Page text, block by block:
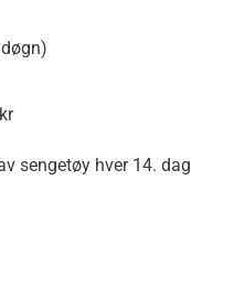
sengetøy hver 14. dag